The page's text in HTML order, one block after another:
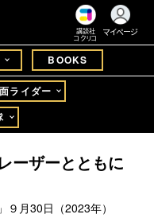
講談社
コクリコ
マイページ
BOOKS
ライダー
ーザーとともに
月30日（2023年）